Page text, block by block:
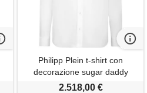
Philipp Plein t-shirt con
decorazione sugar daddy
skull - bianco
2.518,00 €